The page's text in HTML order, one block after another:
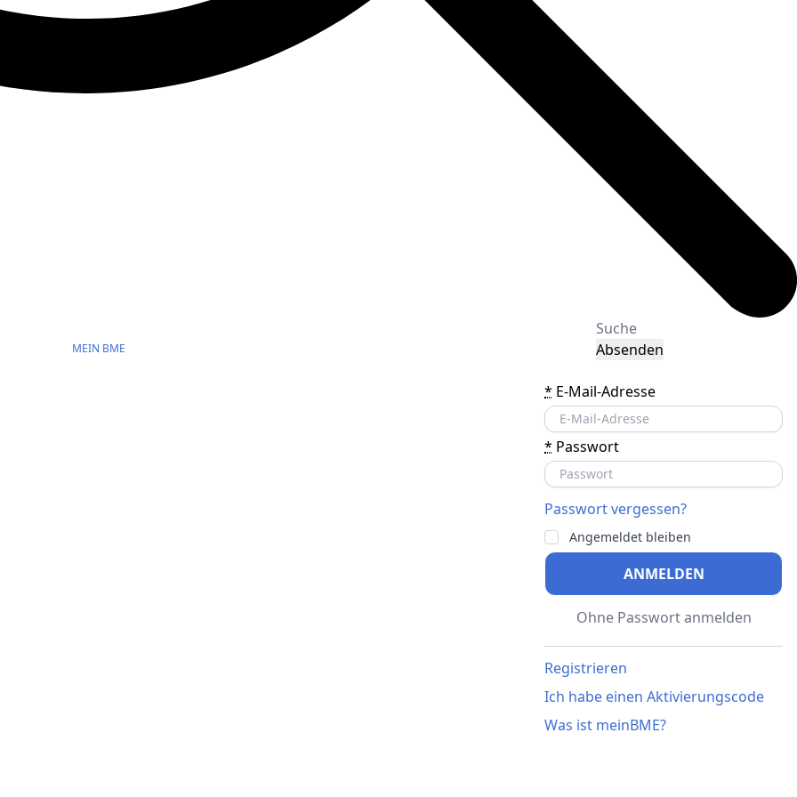
Absenden
MEIN BME
* E-Mail-Adresse
* Passwort
Passwort vergessen?
Angemeldet bleiben
ANMELDEN
Ohne Passwort anmelden
Registrieren
Ich habe einen Aktivierungscode
Was ist meinBME?